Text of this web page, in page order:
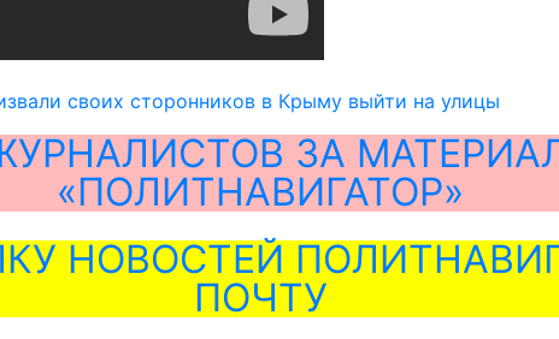
своих сторонников в Крыму выйти на улицы
ЗА
«ПОЛИТНАВИГАТОР»
НОВОСТЕЙ
ПОЧТУ